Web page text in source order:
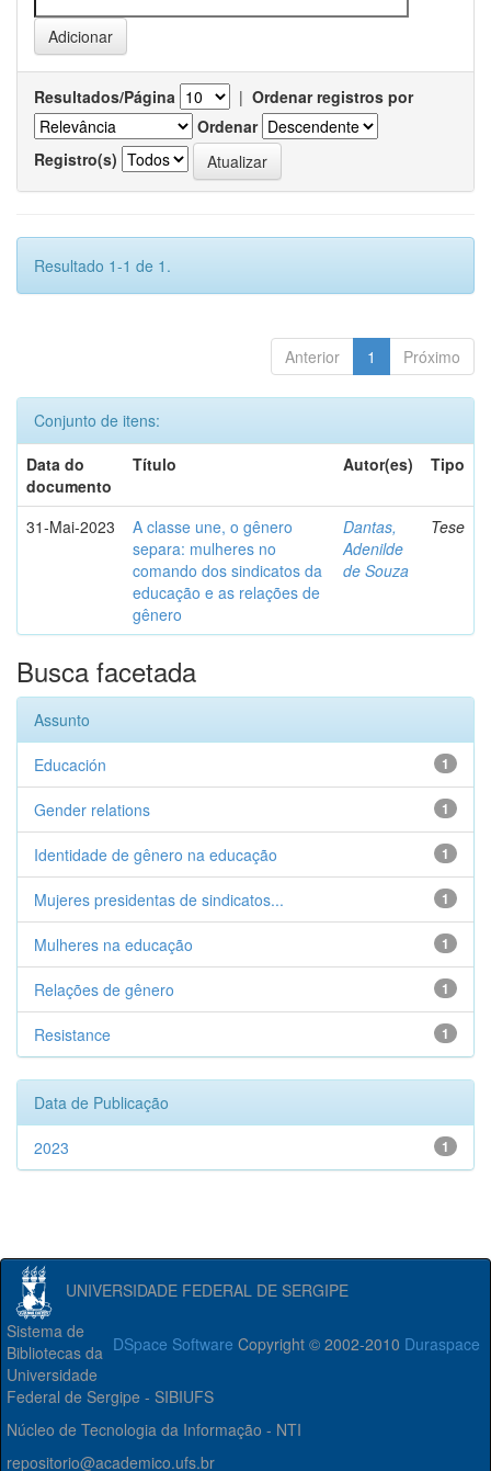
Resultados/Página | Ordenar registros por
Ordenar
Registro(s)
Resultado 1-1 de 1.
Anterior 1 Próximo
Conjunto de itens:
Data do
documento
Título Autor(es) Tipo
31-Mai-2023
A classe une, o gênero
separa: mulheres no
comando dos sindicatos da
educação e as relações de
gênero
Dantas,
Adenilde
de Souza
Tese
Busca facetada
Assunto
1
Educación
1
Gender relations
1
Identidade de gênero na educação
1
Mujeres presidentas de sindicatos...
1
Mulheres na educação
1
Relações de gênero
1
Resistance
Data de Publicação
1
2023
UNIVERSIDADE FEDERAL DE SERGIPE
DSpace Software Copyright © 2002-2010 Duraspace
Sistema de
Bibliotecas da
Universidade
Federal de Sergipe - SIBIUFS
Núcleo de Tecnologia da Informação - NTI
repositorio@academico.ufs.br